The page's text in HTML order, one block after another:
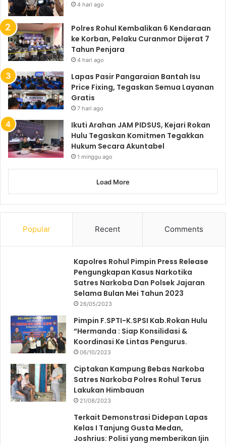
4 hari ago
Polres Rohul Kembalikan 6 Kendaraan
ke Korban, Pelaku Curanmor Dijerat 7
Tahun Penjara
4 hari ago
Lapas Pasir Pangaraian Bantah Isu
Price Fixing, Tegaskan Semua Layanan
Gratis
7 hari ago
Ikuti Arahan JAM PIDSUS, Kejari Rokan
Hulu Tegaskan Komitmen Tegakkan
Hukum Secara Akuntabel
1 minggu ago
Load More
Popular Recent Comments
Kapolres Rohul Pimpin Press Release
Pengungkapan Kasus Narkotika
Satres Narkoba Dan Polsek Jajaran
Selama Bulan Mei Tahun 2023
26/05/2023
Pimpin F.SPTI-K.SPSI Kab.Rokan Hulu
“Hermanda : Siap Konsilidasi &
Koordinasi Ke Lintas Pengurus.
06/10/2023
Ciptakan Kampung Bebas Narkoba
Satres Narkoba Polres Rohul Terus
Lakukan Himbauan
21/08/2023
Terkait Demonstrasi Didepan Lapas
Kelas I Tanjung Gusta Medan,
Joshrius: Polisi yang memberikan Ijin